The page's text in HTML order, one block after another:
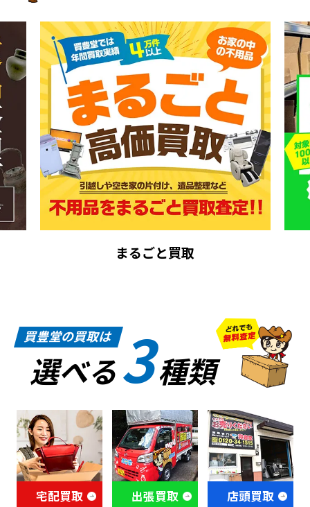
まるごと買取
買豊堂の買取は
選べる3種類
宅配買取 出張買取 店頭買取